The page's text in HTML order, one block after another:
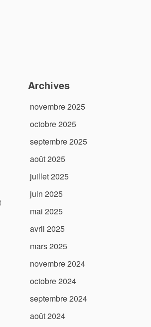
Archives
novembre 2025
octobre 2025
septembre 2025
août 2025
juillet 2025
juin 2025
mai 2025
avril 2025
mars 2025
novembre 2024
octobre 2024
septembre 2024
août 2024